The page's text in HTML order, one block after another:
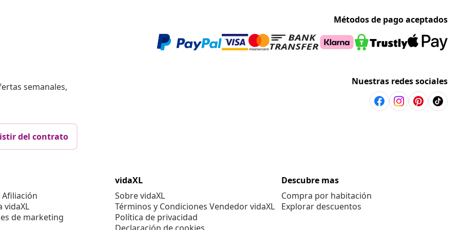
Métodos de pago aceptados
semanales, Nuestras redes sociales
del contrato
vidaXL
de marketing
vidaXL
Sobre vidaXL
Términos y Condiciones Vendedor vidaXL
Política de privacidad
Descubre mas
Compra por habitación
Explorar descuentos